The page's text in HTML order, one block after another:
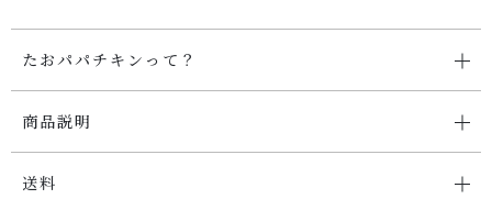
たおパパチキンって？
商品説明
送料